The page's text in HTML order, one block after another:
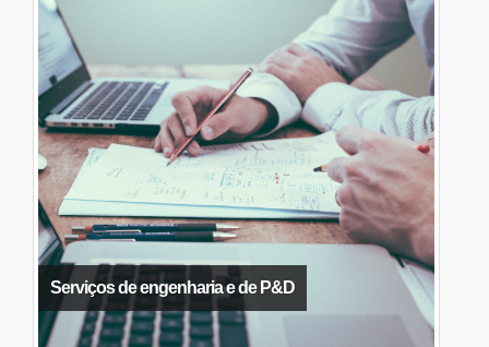
Serviços de engenharia e de P&D